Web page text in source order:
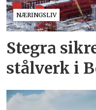
NÆRINGSLIV
Stegra
stålverk i